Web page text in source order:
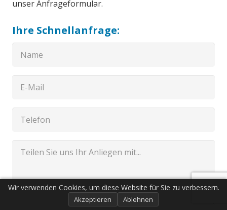
unser Anfrageformular.
Ihre Schnellanfrage:
Wir verwenden Cookies, um diese Website für Sie zu verbessern.
Akzeptieren Ablehnen